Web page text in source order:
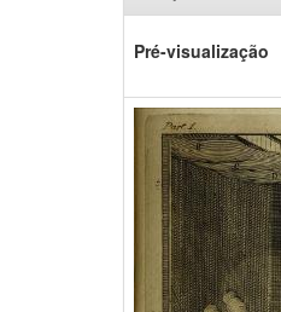
Pré-visualização